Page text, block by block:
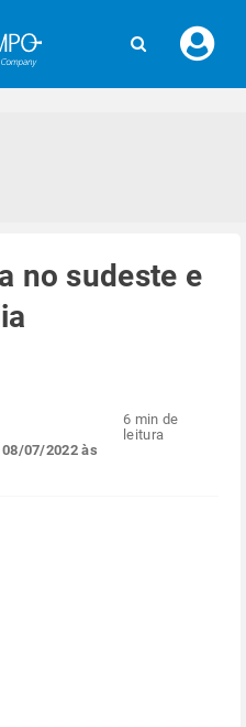
seu
no sudeste e
08/07/2022 às
6 min de
leitura